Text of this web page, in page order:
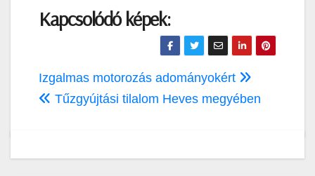
Kapcsolódó képek:
Bejegyzés
navigáció
Izgalmas motorozás adományokért
Tűzgyújtási tilalom Heves megyében